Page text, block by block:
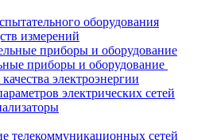
оборудования
измерений
приборы и оборудование
электроэнергии
электрических сетей
телекоммуникационных сетей